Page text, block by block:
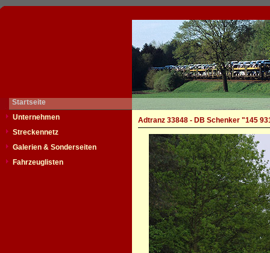
Startseite
Unternehmen
Streckennetz
Galerien & Sonderseiten
Fahrzeuglisten
Adtranz 33848 - DB Schenker "145